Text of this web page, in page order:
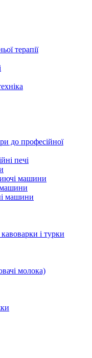
терапії
до професійної
печі
машини
машини
машини
і турки
молока)